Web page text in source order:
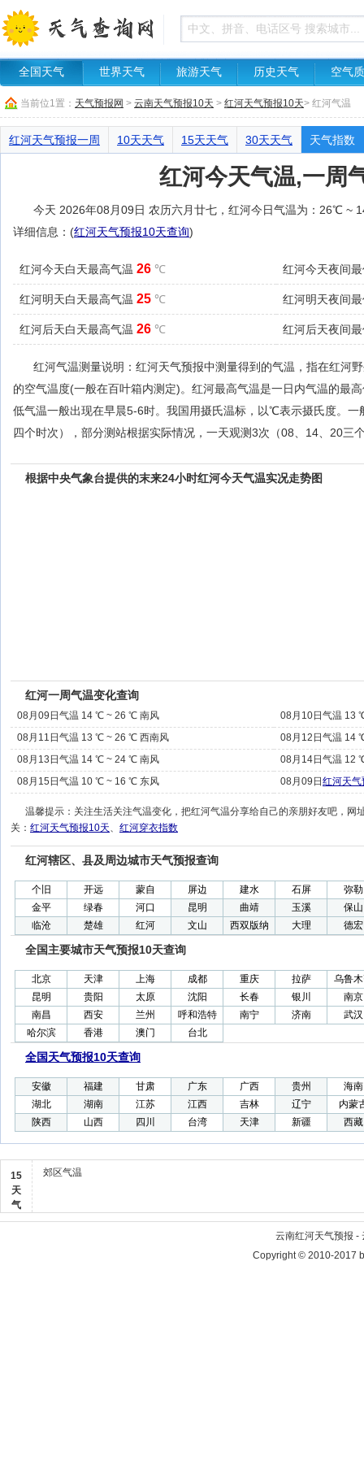
全国天气 世界天气 旅游天气 历史天气 空气
当前位1置： 天气预报网 > 云南天气预报10天 > 红河天气预报10天> 红河气温
红河天气预报一周 10天天气 15天天气 30天天气 天气指数
红河今天气温,一周
今天 2026年08月09日 农历六月廿七，红河今日气温为：26℃ ~
详细信息：(红河天气预报10天查询)
红河今天白天最高气温 26 ℃ 红河今天夜间
红河明天白天最高气温 25 ℃ 红河明天夜间
红河后天白天最高气温 26 ℃ 红河后天夜间
红河气温测量说明：红河天气预报中测量得到的气温，指在红河
的空气温度(一般在百叶箱内测定)。红河最高气温是一日内气温的最
低气温一般出现在早晨5-6时。我国用摄氏温标，以℃表示摄氏度。
四个时次），部分测站根据实际情况，一天观测3次（08、14、20三
根据中央气象台提供的末来24小时红河今天气温实况走势图
红河一周气温变化查询
08月09日气温 14 ℃ ~ 26 ℃ 南风
08月10日气温 13
08月11日气温 13 ℃ ~ 26 ℃ 西南风
08月12日气温 14
08月13日气温 14 ℃ ~ 24 ℃ 南风
08月14日气温 12
08月15日气温 10 ℃ ~ 16 ℃ 东风
08月09日 红河天气
温馨提示：关注生活关注气温变化，把红河气温分享给自己的亲朋好友吧，网
关： 红河天气预报10天、 红河穿衣指数
红河辖区、县及周边城市天气预报查询
个旧 开远 蒙自 屏边 建水 石屏
弥勒
金平
绿春 河口 昆明 曲靖 玉溪
保山
临沧
楚雄 红河 文山 西双版纳 大理 德宏
全国主要城市天气预报10天查询
北京 天津 上海 成都 重庆 拉萨
乌鲁
昆明
贵阳 太原 沈阳 长春 银川
南京
南昌
西安 兰州 呼和浩特 南宁 济南
武汉
哈尔滨
香港 澳门 台北
全国天气预报10天查询
安徽 福建 甘肃 广东 广西 贵州
海南
湖北
湖南 江苏 江西 吉林 辽宁
内蒙
陕西
山西 四川 台湾 天津 新疆 西藏
15
天
气
郊区气温
云南红河天气预报 -
Copyright © 2010-2017